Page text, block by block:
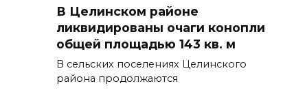
В Целинском районе
ликвидированы очаги конопли
общей площадью 143 кв. м
В сельских поселениях Целинского
района продолжаются